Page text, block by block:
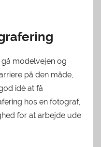
modelvejen og
på den måde,
idé at få
hos en fotograf,
for at arbejde ude